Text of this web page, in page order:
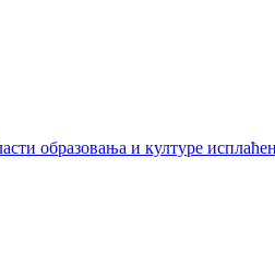
образовања и културе